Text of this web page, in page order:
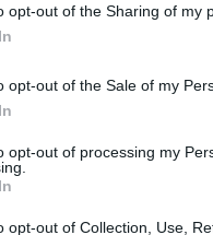
opt-out of the Sharing of my
opt-out of the Sale of my
opt-out of processing my
opt-out of Collection, Use,
mozgássérült parkolók
végzik. Noha
mozgássérült-
nem vették
igazgató szerint